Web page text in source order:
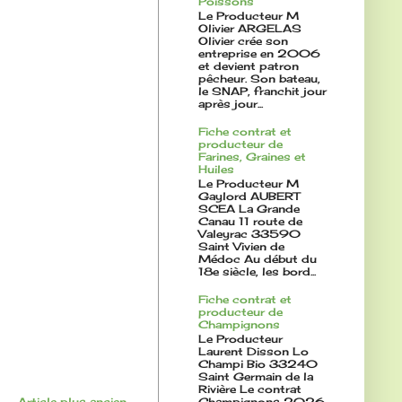
Le Producteur M
Olivier ARGELAS
Olivier crée son
entreprise en 2006
et devient patron
pêcheur. Son bateau,
le SNAP, franchit jour
après jour...
Fiche contrat et
producteur de
Farines, Graines et
Huiles
Le Producteur M
Gaylord AUBERT
SCEA La Grande
Canau 11 route de
Valeyrac 33590
Saint Vivien de
Médoc Au début du
18e siècle, les bord...
Fiche contrat et
producteur de
Champignons
Le Producteur
Laurent Disson Lo
Champi Bio 33240
Saint Germain de la
Rivière Le contrat